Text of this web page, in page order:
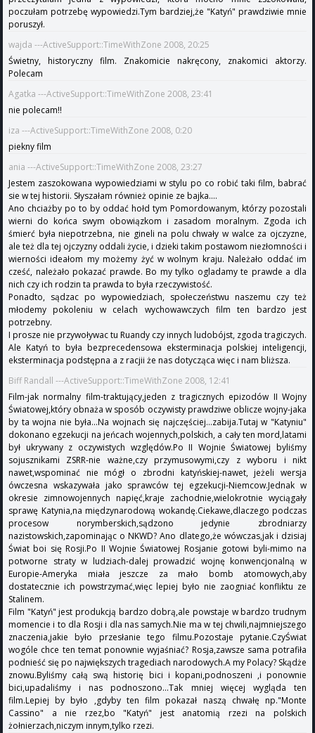
poczułam potrzebę wypowiedzi.Tym bardziej,że "Katyń" prawdziwie mnie
poruszył.
wajda ---ActiveSupport::TimeWithZone 2008, 20:25
Świetny, historyczny film. Znakomicie nakręcony, znakomici aktorzy.
Polecam
Agatka ---ActiveSupport::TimeWithZone 2008, 23:41
nie polecam!!
iza ---ActiveSupport::TimeWithZone 2008, 0:20
piekny film
ania ---ActiveSupport::TimeWithZone 2008, 23:27
Jestem zaszokowana wypowiedziami w stylu po co robić taki film, babrać
sie w tej historii. Słyszałam również opinie ze bajka....
Ano chciażby po to by oddać hołd tym Pomordowanym, którzy pozostali
wierni do końca swym obowiązkom i zasadom moralnym. Zgoda ich
śmierć była niepotrzebna, nie gineli na polu chwały w walce za ojczyzne,
ale też dla tej ojczyzny oddali życie, i dzieki takim postawom niezłomności i
wierności ideałom my możemy żyć w wolnym kraju. Należało oddać im
cześć, należało pokazać prawde. Bo my tylko ogladamy te prawde a dla
nich czy ich rodzin ta prawda to była rzeczywistość.
Ponadto, sądzac po wypowiedziach, społeczeństwu naszemu czy też
młodemy pokoleniu w celach wychowawczych film ten bardzo jest
potrzebny.
I prosze nie przywoływac tu Ruandy czy innych ludobójst, zgoda tragiczych.
Ale Katyń to była bezprecedensowa eksterminacja polskiej inteligencji,
eksterminacja podstępna a z racjii że nas dotycząca więc i nam bliższa.
Biff Randall ---ActiveSupport::TimeWithZone 2008, 12:41
Film-jak normalny film-traktujący,jeden z tragicznych epizodów II Wojny
Światowej,który obnaża w sposób oczywisty prawdziwe oblicze wojny-jaka
by ta wojna nie była...Na wojnach się najczęściej...zabija.Tutaj w "Katyniu"
dokonano egzekucji na jeńcach wojennych,polskich, a cały ten mord,latami
był ukrywany z oczywistych względów.Po II Wojnie Światowej byliśmy
sojusznikami ZSRR-nie ważne,czy przymusowymi,czy z wyboru i nikt
nawet,wspominać nie mógł o zbrodni katyńskiej-nawet, jeżeli wersja
ówczesna wskazywała jako sprawców tej egzekucji-Niemcow.Jednak w
okresie zimnowojennych napięć,kraje zachodnie,wielokrotnie wyciągały
sprawę Katynia,na międzynarodową wokandę.Ciekawe,dlaczego podczas
procesow norymberskich,sądzono jedynie zbrodniarzy
nazistowskich,zapominając o NKWD? Ano dlatego,że wówczas,jak i dzisiaj
Świat boi się Rosji.Po II Wojnie Światowej Rosjanie gotowi byli-mimo na
potworne straty w ludziach-dalej prowadzić wojnę konwencjonalną w
Europie-Ameryka miała jeszcze za mało bomb atomowych,aby
dostatecznie ich powstrzymać,więc lepiej było nie zaogniać konfliktu ze
Stalinem.
Film "Katyń" jest produkcją bardzo dobrą,ale powstaje w bardzo trudnym
momencie i to dla Rosji i dla nas samych.Nie ma w tej chwili,najmniejszego
znaczenia,jakie było przesłanie tego filmu.Pozostaje pytanie.CzyŚwiat
wogóle chce ten temat ponownie wyjaśniać? Rosja,zawsze sama potrafiła
podnieść się po największych tragediach narodowych.A my Polacy? Skądże
znowu.Byliśmy całą swą historię bici i kopani,podnoszeni ,i ponownie
bici,upadaliśmy i nas podnoszono...Tak mniej więcej wygląda ten
film.Lepiej by było ,gdyby ten film pokazał naszą chwałę np."Monte
Cassino" a nie rzez,bo "Katyń" jest anatomią rzezi na polskich
żołnierzach,niczym innym,tylko rzezi.